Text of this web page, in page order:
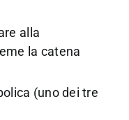
alla
la catena
(uno dei tre